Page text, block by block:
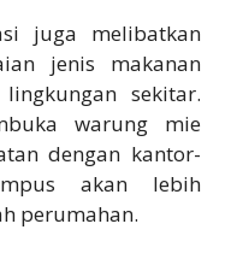
juga melibatkan
jenis makanan
sekitar.
warung mie
dengan kantor-
akan lebih
perumahan.